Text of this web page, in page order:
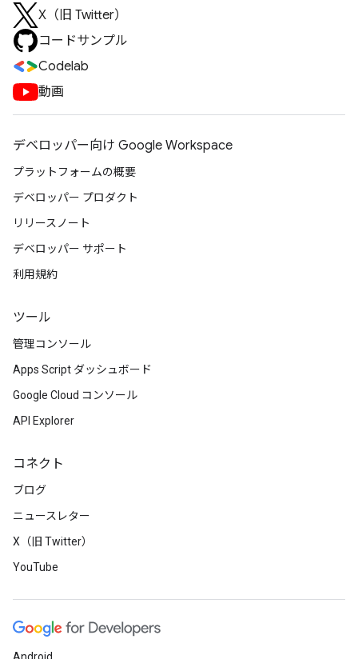
X（旧 Twitter）
コードサンプル
Codelab
動画
デベロッパー向け Google Workspace
プラットフォームの概要
デベロッパー プロダクト
リリースノート
デベロッパー サポート
利用規約
ツール
管理コンソール
Apps Script ダッシュボード
Google Cloud コンソール
API Explorer
コネクト
ブログ
ニュースレター
X（旧 Twitter）
YouTube